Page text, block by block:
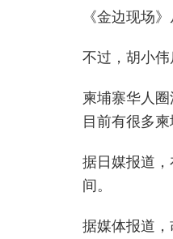
《金边现场
不过，胡小伟
柬埔寨华人
目前有很多柬
据日媒报道
间。
据媒体报道